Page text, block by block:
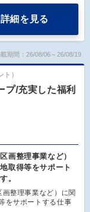
詳細を見る
期間：26/08/06～26/08/19
）
プ/充実した福利
画整理事業など）
取得等をサポート
。
整理事業など）に関
をサポートする仕事